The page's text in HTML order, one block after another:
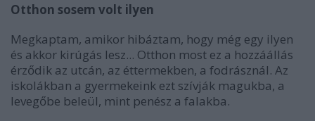
Otthon sosem volt ilyen
Megkaptam, amikor hibáztam, hogy még egy ilyen
és akkor kirúgás lesz... Otthon most ez a hozzáállás
érződik az utcán, az éttermekben, a fodrásznál. Az
iskolákban a gyermekeink ezt szívják magukba, a
levegőbe beleül, mint penész a falakba.